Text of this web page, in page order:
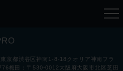
京都渋谷区神南1-8-18クオリア神南フラ
梅田：〒530-0012大阪府大阪市北区芝田